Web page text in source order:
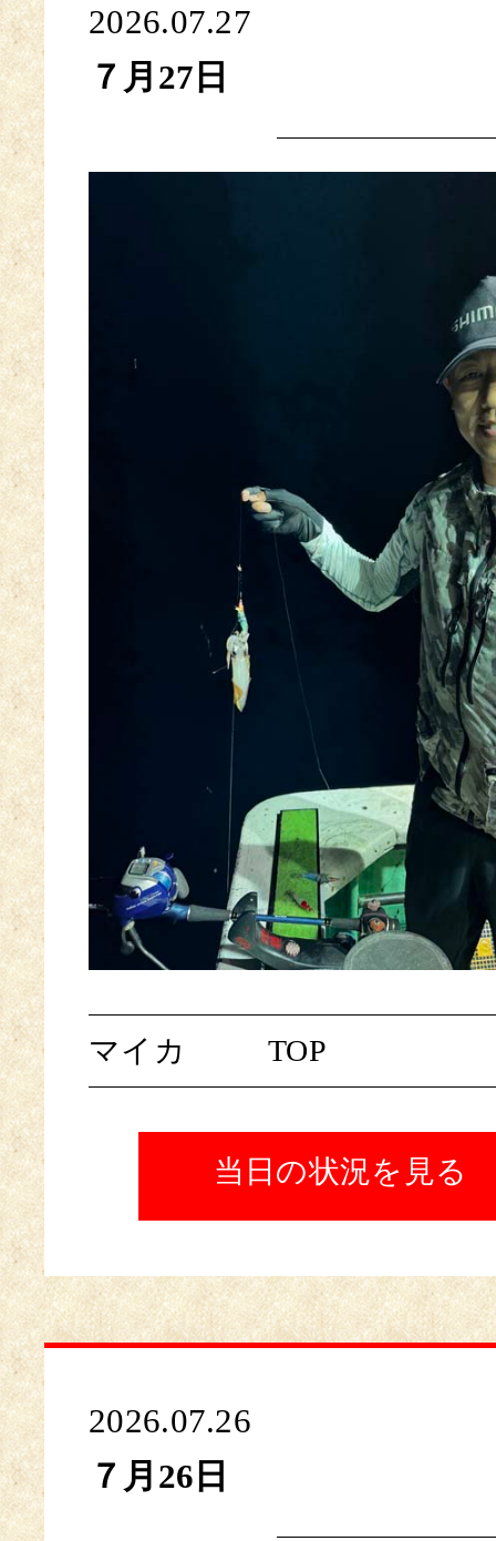
2026.07.27
７月27日
マイカ TOP
当日の状況を見る
2026.07.26
７月26日